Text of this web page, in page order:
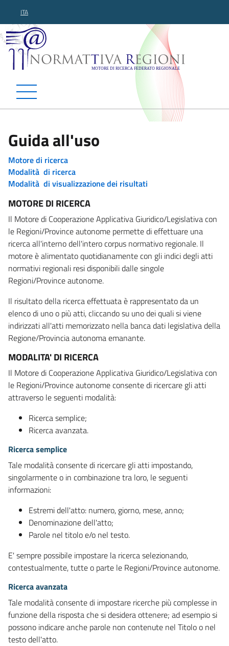
ITA
Normattiva Regioni -
Guida all'uso
Motore di ricerca
Modalità di ricerca
Modalità di visualizzazione dei risultati
MOTORE DI RICERCA
Il Motore di Cooperazione Applicativa Giuridico/Legislativa con
le Regioni/Province autonome permette di effettuare una
ricerca all'interno dell'intero corpus normativo regionale. Il
motore è alimentato quotidianamente con gli indici degli atti
normativi regionali resi disponibili dalle singole
Regioni/Province autonome.
Il risultato della ricerca effettuata è rappresentato da un
elenco di uno o più atti, cliccando su uno dei quali si viene
indirizzati all'atti memorizzato nella banca dati legislativa della
Regione/Provincia autonoma emanante.
MODALITA' DI RICERCA
Il Motore di Cooperazione Applicativa Giuridico/Legislativa con
le Regioni/Province autonome consente di ricercare gli atti
attraverso le seguenti modalità:
Ricerca semplice;
Ricerca avanzata.
Ricerca semplice
Tale modalità consente di ricercare gli atti impostando,
singolarmente o in combinazione tra loro, le seguenti
informazioni:
Estremi dell'atto: numero, giorno, mese, anno;
Denominazione dell'atto;
Parole nel titolo e/o nel testo.
E' sempre possibile impostare la ricerca selezionando,
contestualmente, tutte o parte le Regioni/Province autonome.
Ricerca avanzata
Tale modalità consente di impostare ricerche più complesse in
funzione della risposta che si desidera ottenere; ad esempio si
possono indicare anche parole non contenute nel Titolo o nel
testo dell'atto.